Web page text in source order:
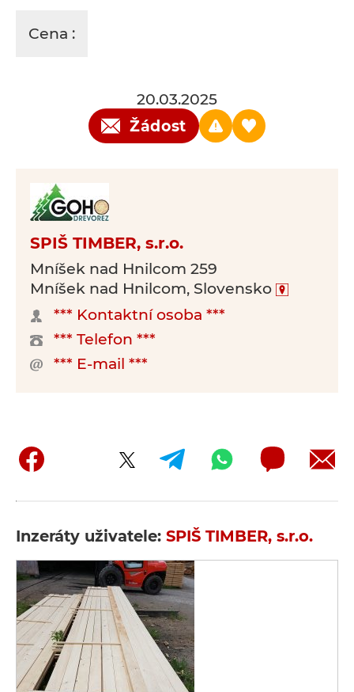
Cena :
20.03.2025
Žádost
SPIŠ TIMBER, s.r.o.
Mníšek nad Hnilcom 259
Mníšek nad Hnilcom, Slovensko
*** Kontaktní osoba ***
*** Telefon ***
*** E-mail ***
Inzeráty uživatele: SPIŠ TIMBER, s.r.o.